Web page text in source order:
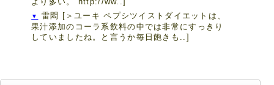
▼ 雷悶
[＞ユーキ ペプシツイストダイエットは、
果汁添加のコーラ系飲料の中では非常にすっきり
していましたね。と言うか毎日飽きも..]